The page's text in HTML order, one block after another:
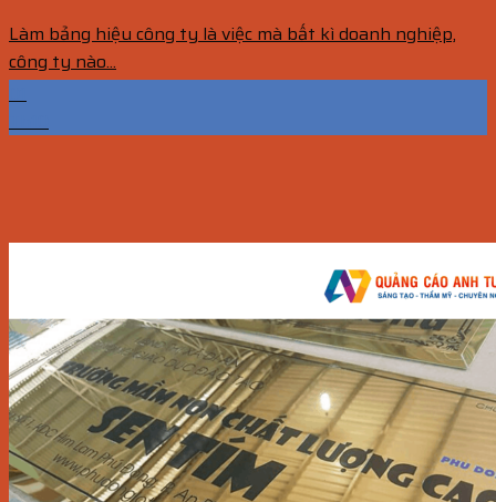
Làm bảng hiệu công ty là việc mà bất kì doanh nghiệp,
công ty nào...
01
Th10